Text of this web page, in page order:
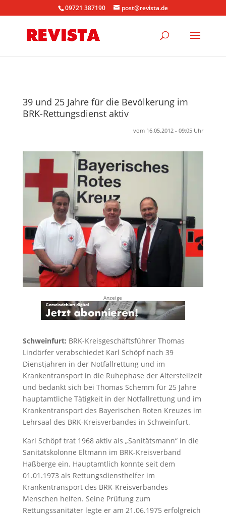
09721 387190 post@revista.de
39 und 25 Jahre für die Bevölkerung im
BRK-Rettungsdienst aktiv
vom 16.05.2012 - 09:05 Uhr
Anzeige
Schweinfurt: BRK-Kreisgeschäftsführer Thomas
Lindörfer verabschiedet Karl Schöpf nach 39
Dienstjahren in der Notfallrettung und im
Krankentransport in die Ruhephase der Altersteilzeit
und bedankt sich bei Thomas Schemm für 25 Jahre
hauptamtliche Tätigkeit in der Notfallrettung und im
Krankentransport des Bayerischen Roten Kreuzes im
Lehrsaal des BRK-Kreisverbandes in Schweinfurt.
Karl Schöpf trat 1968 aktiv als „Sanitätsmann“ in die
Sanitätskolonne Eltmann im BRK-Kreisverband
Haßberge ein. Hauptamtlich konnte seit dem
01.01.1973 als Rettungsdiensthelfer im
Krankentransport des BRK-Kreisverbandes
Menschen helfen. Seine Prüfung zum
Rettungssanitäter legte er am 21.06.1975 erfolgreich